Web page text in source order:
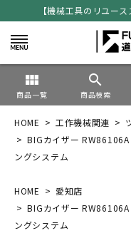
【機械工具のリユー
view_module
商品一覧
search
商品検索
HOME 工作機械関連
BIGカイザー
ングシステム
HOME
愛知店
BIGカイザー
ングシステム